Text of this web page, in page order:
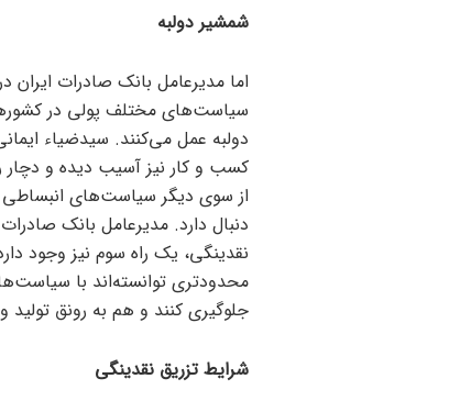
شمشیر دولبه
اما مدیرعامل بانک صادرات ایران
سیاست‌های مختلف پولی در
دولبه عمل می‌کنند. سیدضیاء
کسب و کار نیز آسیب دیده و
از سوی دیگر سیاست‌های انبساطی
دنبال دارد. مدیرعامل بانک
نقدینگی، یک راه سوم نیز وجود
محدودتری توانسته‌اند با
جلوگیری کنند و هم به رونق تولید
شرایط تزریق نقدینگی